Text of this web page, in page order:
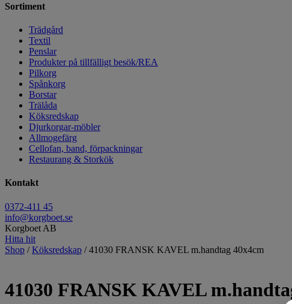
Sortiment
Trädgård
Textil
Penslar
Produkter på tillfälligt besök/REA
Pilkorg
Spånkorg
Borstar
Trälåda
Köksredskap
Djurkorgar-möbler
Allmogefärg
Cellofan, band, förpackningar
Restaurang & Storkök
Kontakt
0372-411 45
info@korgboet.se
Korgboet AB
Hitta hit
Shop /Köksredskap / 41030 FRANSK KAVEL m.handtag 40x4cm
41030 FRANSK KAVEL